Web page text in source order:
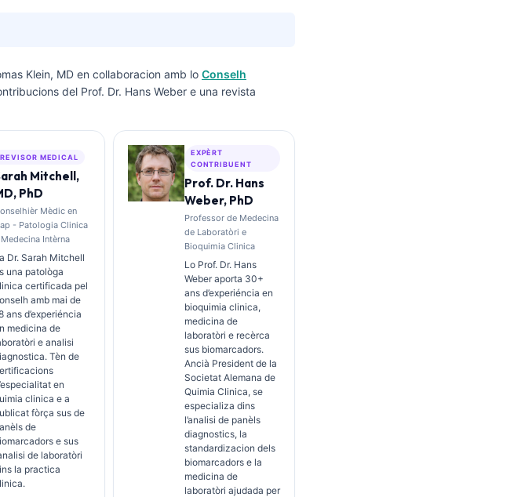
Klein, MD en collaboracion amb lo Conselh
del Prof. Dr. Hans Weber e una revista
REVISOR MEDICAL
Mitchell,
PhD
Mèdic en
- Patologia Clinica
Intèrna
Dr. Sarah Mitchell
una patològa
certificada pel
amb mai de
ans d’experiéncia
medicina de
e analisi
Tèn de
en
clinica e a
fòrça sus de
de
e sus
de laboratòri
la practica
EXPÈRT
CONTRIBUENT
Prof. Dr. Hans
Weber, PhD
Professor de Medecina
de Laboratòri e
Bioquimia Clinica
Lo Prof. Dr. Hans
Weber aporta 30+
ans d’experiéncia en
bioquimia clinica,
medicina de
laboratòri e recèrca
sus biomarcadors.
Ancià President de la
Societat Alemana de
Quimia Clinica, se
especializa dins
l’analisi de panèls
diagnostics, la
standardizacion dels
biomarcadors e la
medicina de
laboratòri ajudada per